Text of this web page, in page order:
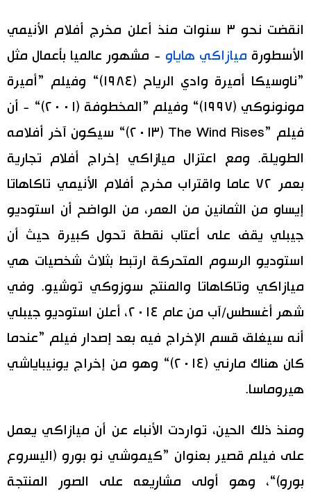
انقضت نحو ٣ سنوات منذ أعلن مخرج أفلام الأنيمي
الأسطورة ميازاكي هاياو - مشهور عالميا بأعمال مثل
”ناوسيكا أميرة وادي الرياح (١٩٨٤)“ وفيلم ”أميرة
مونونوكي (١٩٩٧)“ وفيلم ”المخطوفة (٢٠٠١)“ - أن
فيلم ”The Wind Rises (٢٠١٣)“ سيكون آخر أفلامه
الطويلة. ومع اعتزال ميازاكي إخراج أفلام تجارية
بعمر ٧٢ عاما واقتراب مخرج أفلام الأنيمي تاكاهاتا
إيساو من الثمانين من العمر، من الواضح أن استوديو
جيبلي يقف على أعتاب نقطة تحول كبيرة حيث أن
استوديو الرسوم المتحركة ارتبط بثلاث شخصيات هي
ميازاكي وتاكاهاتا والمنتج سوزوكي توشيو. وفي
شهر أغسطس/آب من عام ٢٠١٤، أعلن استوديو جيبلي
أنه سيغلق قسم الإخراج فيه بعد إصدار فيلم ”عندما
كان هناك مارني (٢٠١٤)“ وهو من إخراج يونيباياشي
هيروماسا.
ومنذ ذلك الحين، تواردت الأنباء عن أن ميازاكي يعمل
على فيلم قصير بعنوان ”كيموشي نو بورو (اليسروع
بورو)“، وهو أولى مشاريعه على الصور المنتجة